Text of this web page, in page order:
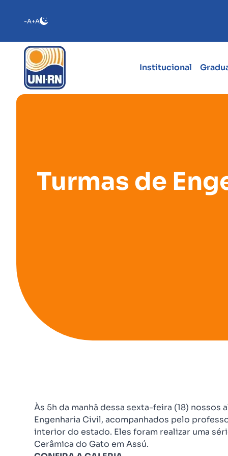
-A+A
Institucional
Turmas de
Às 5h da manhã dessa sexta-feira (18) nossos
Engenharia Civil, acompanhados pelo
interior do estado. Eles foram realizar uma
Cerâmica do Gato em Assú.